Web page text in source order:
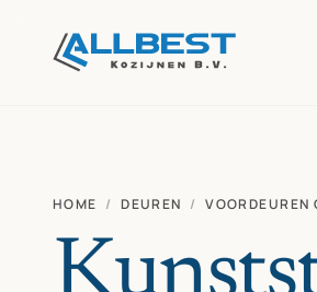
HOME / DEUREN / VOORDEUREN